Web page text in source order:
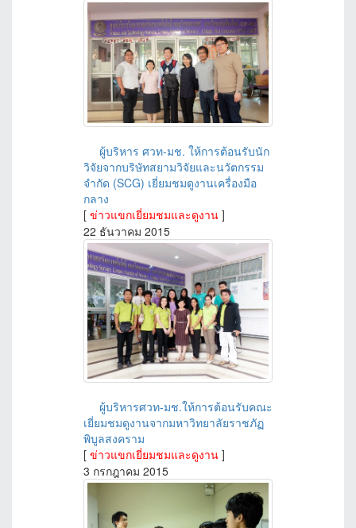
ผู้บริหาร ศวท-มช. ให้การต้อนรับนัก
วิจัยจากบริษัทสยามวิจัยและนวัตกรรม
จำกัด (SCG) เยี่ยมชมดูงานเครื่องมือ
กลาง
[ ข่าวแขกเยี่ยมชมและดูงาน ]
22 ธันวาคม 2015
ผู้บริหารศวท-มช.ให้การต้อนรับคณะ
เยี่ยมชมดูงานจากมหาวิทยาลัยราชภัฏ
พิบูลสงคราม
[ ข่าวแขกเยี่ยมชมและดูงาน ]
3 กรกฎาคม 2015